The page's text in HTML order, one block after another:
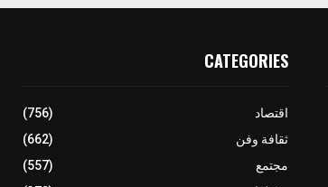
CATEGORIES
اقتصاد
(756)
ثقافة وفن
(662)
مجتمع
(557)